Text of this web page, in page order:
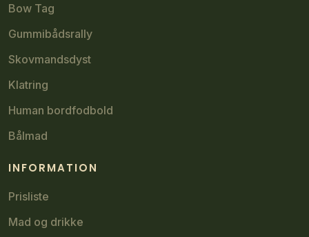
Bow Tag
Gummibådsrally
Skovmandsdyst
Klatring
Human bordfodbold
Bålmad
INFORMATION​
Prisliste
Mad og drikke